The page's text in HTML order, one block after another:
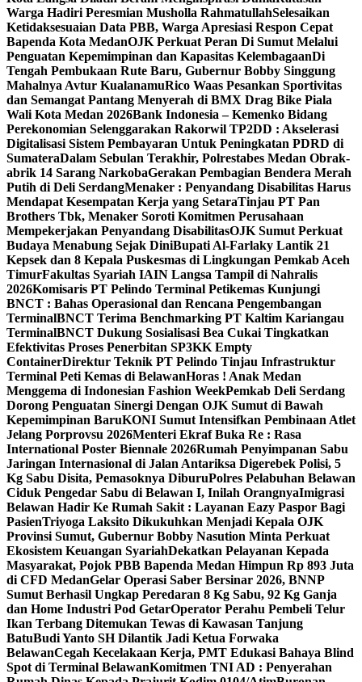
Warga Hadiri Peresmian Musholla RahmatullahSelesaikan
Ketidaksesuaian Data PBB, Warga Apresiasi Respon Cepat
Bapenda Kota MedanOJK Perkuat Peran Di Sumut Melalui
Penguatan Kepemimpinan dan Kapasitas KelembagaanDi
Tengah Pembukaan Rute Baru, Gubernur Bobby Singgung
Mahalnya Avtur KualanamuRico Waas Pesankan Sportivitas
dan Semangat Pantang Menyerah di BMX Drag Bike Piala
Wali Kota Medan 2026Bank Indonesia – Kemenko Bidang
Perekonomian Selenggarakan Rakorwil TP2DD : Akselerasi
Digitalisasi Sistem Pembayaran Untuk Peningkatan PDRD di
SumateraDalam Sebulan Terakhir, Polrestabes Medan Obrak-
abrik 14 Sarang NarkobaGerakan Pembagian Bendera Merah
Putih di Deli SerdangMenaker : Penyandang Disabilitas Harus
Mendapat Kesempatan Kerja yang SetaraTinjau PT Pan
Brothers Tbk, Menaker Soroti Komitmen Perusahaan
Mempekerjakan Penyandang DisabilitasOJK Sumut Perkuat
Budaya Menabung Sejak DiniBupati Al-Farlaky Lantik 21
Kepsek dan 8 Kepala Puskesmas di Lingkungan Pemkab Aceh
TimurFakultas Syariah IAIN Langsa Tampil di Nahralis
2026Komisaris PT Pelindo Terminal Petikemas Kunjungi
BNCT : Bahas Operasional dan Rencana Pengembangan
TerminalBNCT Terima Benchmarking PT Kaltim Kariangau
TerminalBNCT Dukung Sosialisasi Bea Cukai Tingkatkan
Efektivitas Proses Penerbitan SP3KK Empty
ContainerDirektur Teknik PT Pelindo Tinjau Infrastruktur
Terminal Peti Kemas di BelawanHoras ! Anak Medan
Menggema di Indonesian Fashion WeekPemkab Deli Serdang
Dorong Penguatan Sinergi Dengan OJK Sumut di Bawah
Kepemimpinan BaruKONI Sumut Intensifkan Pembinaan Atlet
Jelang Porprovsu 2026Menteri Ekraf Buka Re : Rasa
International Poster Biennale 2026Rumah Penyimpanan Sabu
Jaringan Internasional di Jalan Antariksa Digerebek Polisi, 5
Kg Sabu Disita, Pemasoknya DiburuPolres Pelabuhan Belawan
Ciduk Pengedar Sabu di Belawan I, Inilah OrangnyaImigrasi
Belawan Hadir Ke Rumah Sakit : Layanan Eazy Paspor Bagi
PasienTriyoga Laksito Dikukuhkan Menjadi Kepala OJK
Provinsi Sumut, Gubernur Bobby Nasution Minta Perkuat
Ekosistem Keuangan SyariahDekatkan Pelayanan Kepada
Masyarakat, Pojok PBB Bapenda Medan Himpun Rp 893 Juta
di CFD MedanGelar Operasi Saber Bersinar 2026, BNNP
Sumut Berhasil Ungkap Peredaran 8 Kg Sabu, 92 Kg Ganja
dan Home Industri Pod Getar‎‎Operator Perahu Pembeli Telur
Ikan Terbang Ditemukan Tewas di Kawasan Tanjung
BatuBudi Yanto SH Dilantik Jadi Ketua Forwaka
BelawanCegah Kecelakaan Kerja, PMT Edukasi Bahaya Blind
Spot di Terminal BelawanKomitmen TNI AD : Penyerahan